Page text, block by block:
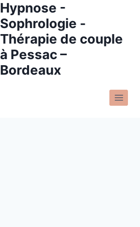
Hypnose -
Sophrologie -
Thérapie de couple
à Pessac –
Bordeaux